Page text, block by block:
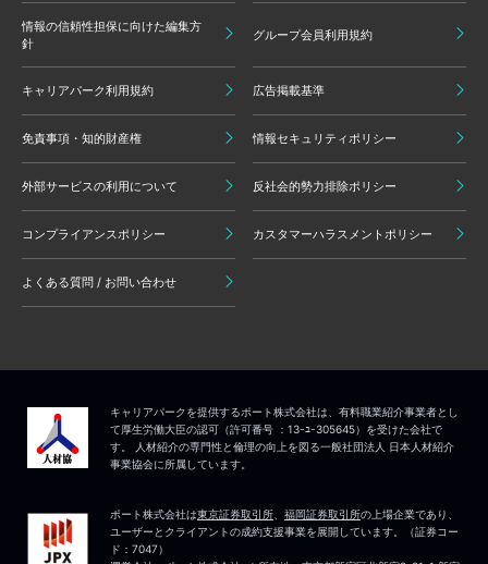
情報の信頼性担保に向けた編集方
針
グループ会員利用規約
キャリアパーク利用規約 広告掲載基準
免責事項・知的財産権 情報セキュリティポリシー
外部サービスの利用について 反社会的勢力排除ポリシー
コンプライアンスポリシー カスタマーハラスメントポリシー
よくある質問 / お問い合わせ